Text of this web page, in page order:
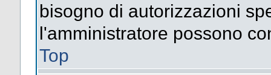
bisogno di autorizzazioni
l'amministratore possono
Top